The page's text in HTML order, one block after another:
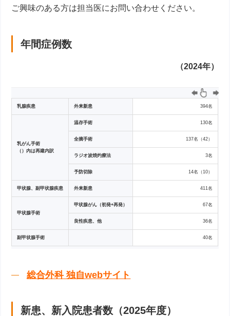
ご興味のある方は担当医にお問い合わせください。
年間症例数
（2024年）
乳腺疾患 外来新患 394名
乳がん手術
（）内は再建内訳
温存手術 130名
全摘手術 137名（42）
ラジオ波焼灼療法 3名
予防切除 14名（10）
甲状腺、副甲状腺疾患 外来新患 411名
甲状腺手術
甲状腺がん（初発+再発） 67名
良性疾患、他 36名
副甲状腺手術 40名
総合外科 独自webサイト
新患、新入院患者数（2025年度）